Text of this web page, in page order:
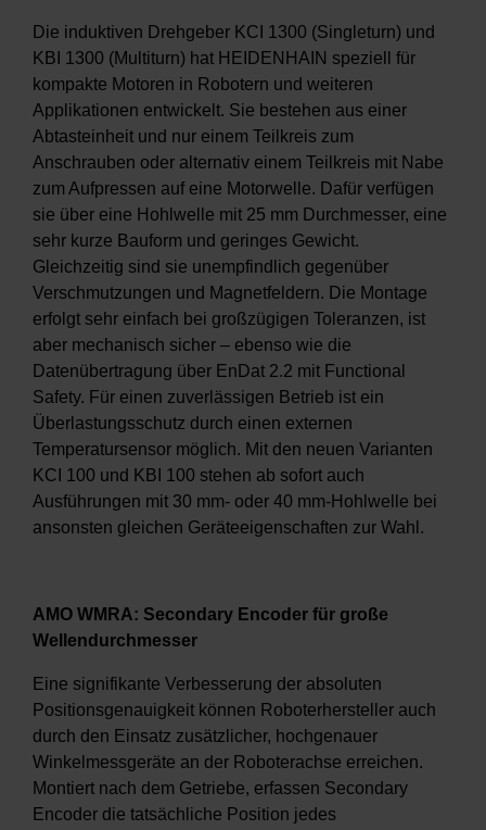
Die induktiven Drehgeber KCI 1300 (Singleturn) und
KBI 1300 (Multiturn) hat HEIDENHAIN speziell für
kompakte Motoren in Robotern und weiteren
Applikationen entwickelt. Sie bestehen aus einer
Abtasteinheit und nur einem Teilkreis zum
Anschrauben oder alternativ einem Teilkreis mit Nabe
zum Aufpressen auf eine Motorwelle. Dafür verfügen
sie über eine Hohlwelle mit 25 mm Durchmesser, eine
sehr kurze Bauform und geringes Gewicht.
Gleichzeitig sind sie unempfindlich gegenüber
Verschmutzungen und Magnetfeldern. Die Montage
erfolgt sehr einfach bei großzügigen Toleranzen, ist
aber mechanisch sicher – ebenso wie die
Datenübertragung über EnDat 2.2 mit Functional
Safety. Für einen zuverlässigen Betrieb ist ein
Überlastungsschutz durch einen externen
Temperatursensor möglich. Mit den neuen Varianten
KCI 100 und KBI 100 stehen ab sofort auch
Ausführungen mit 30 mm- oder 40 mm-Hohlwelle bei
ansonsten gleichen Geräteeigenschaften zur Wahl.
AMO WMRA: Secondary Encoder für große
Wellendurchmesser
Eine signifikante Verbesserung der absoluten
Positionsgenauigkeit können Roboterhersteller auch
durch den Einsatz zusätzlicher, hochgenauer
Winkelmessgeräte an der Roboterachse erreichen.
Montiert nach dem Getriebe, erfassen Secondary
Encoder die tatsächliche Position jedes